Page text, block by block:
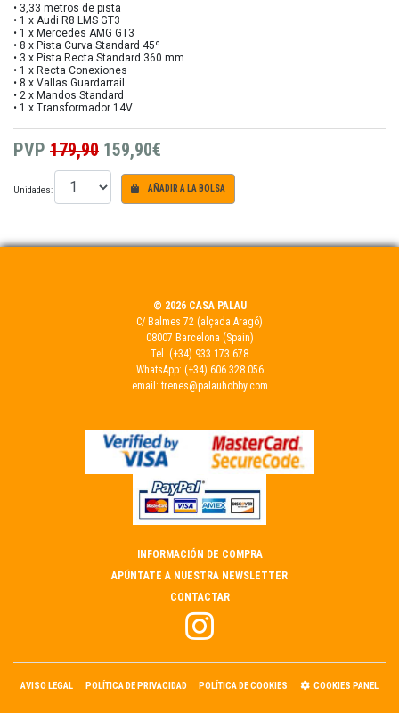
• 3,33 metros de pista
• 1 x Audi R8 LMS GT3
• 1 x Mercedes AMG GT3
• 8 x Pista Curva Standard 45º
• 3 x Pista Recta Standard 360 mm
• 1 x Recta Conexiones
• 8 x Vallas Guardarrail
• 2 x Mandos Standard
• 1 x Transformador 14V.
PVP 179,90 159,90€
Unidades: AÑADIR A LA BOLSA
© 2026 CASA PALAU
C/ Balmes 72 (alçada Aragó)
08007 Barcelona (Spain)
Tel. (+34) 933 173 678
WhatsApp: (+34) 606 328 056
email: trenes@palauhobby.com
INFORMACIÓN DE COMPRA
APÚNTATE A NUESTRA NEWSLETTER
CONTACTAR
AVISO LEGAL POLÍTICA DE PRIVACIDAD POLÍTICA DE COOKIES COOKIES PANEL